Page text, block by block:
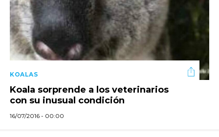
KOALAS
Koala sorprende a los veterinarios
con su inusual condición
16/07/2016 - 00:00